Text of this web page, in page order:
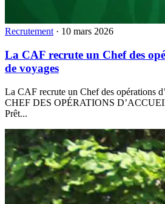
Recrutement · 10 mars 2026
La CAF recrute un Chef des
de voyages
La CAF recrute un Chef des opérations
CHEF DES OPÉRATIONS
Prêt...